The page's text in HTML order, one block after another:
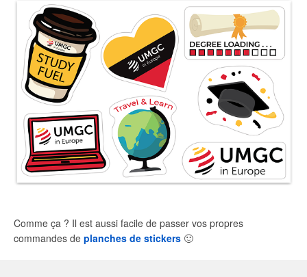
Comme ça ? Il est aussi facile de passer vos propres
commandes de planches de stickers 🙂